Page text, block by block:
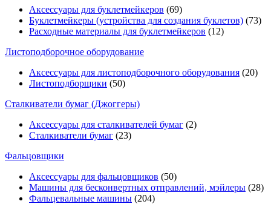
Аксессуары для буклетмейкеров (69)
Буклетмейкеры (устройства для создания буклетов) (73)
Расходные материалы для буклетмейкеров (12)
Листоподборочное оборудование
Аксессуары для листоподборочного оборудования (20)
Листоподборщики (50)
Сталкиватели бумаг (Джоггеры)
Аксессуары для сталкивателей бумаг (2)
Сталкиватели бумаг (23)
Фальцовщики
Аксессуары для фальцовщиков (50)
Машины для бесконвертных отправлений, мэйлеры (28)
Фальцевальные машины (204)